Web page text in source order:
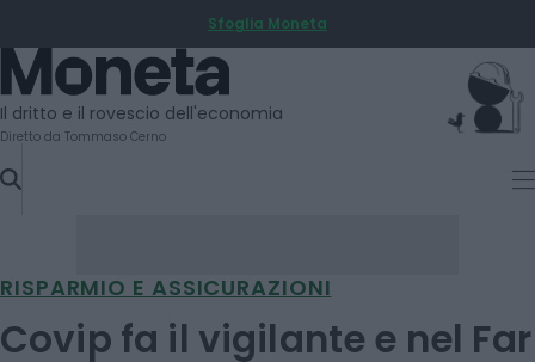
TO
CONTENT
Sfoglia Moneta
Moneta
Il dritto e il rovescio dell'economia
Diretto da Tommaso Cerno
RISPARMIO E ASSICURAZIONI
Covip fa il vigilante e nel Far